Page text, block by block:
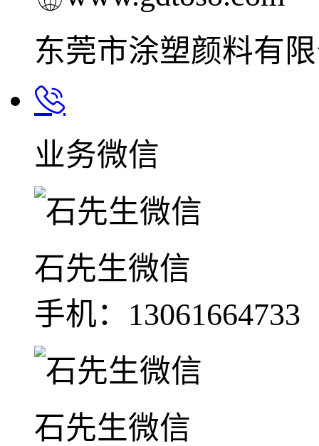
东莞市涂塑颜料有
业务微信
石先生微信
手机：13061664733
石先生微信